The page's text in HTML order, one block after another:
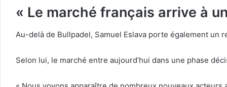
« Le marché français arrive à
Au-delà de Bullpadel, Samuel Eslava porte également
Selon lui, le marché entre aujourd’hui dans une phase